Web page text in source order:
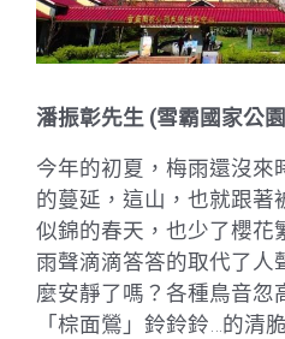
潘振彰先生 (雪霸國家公
今年的初夏，梅雨還沒來
的蔓延，這山，也就跟著
似錦的春天，也少了櫻花
雨聲滴滴答答的取代了人
麼安靜了嗎？各種鳥音忽
「棕面鶯」鈴鈴鈴…的清